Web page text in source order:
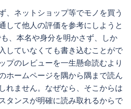
、ネットショップ等でモノを買う
して他人の評価を参考にしようと
、本名や身分を明かさず、しか
していなくても書き込むことがで
プのレビューを一生懸命読むより
ホームページを隅から隅まで読ん
れません。なぜなら、そこからは
タンスが明確に読み取れるからで